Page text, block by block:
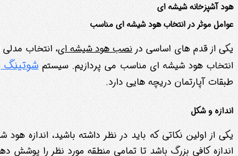
هود آشپزخانه شیشه ای
عوامل موثر در انتخاب هود شیشه ای مناسب
یکی از قدم های اساسی درنصب هود شیشه ای، انتخاب
انتخاب هود شیشه ای مناسب می پردازیم. سیستم شوتینگ
طبقات آپارتمان دریچه هایی دارد.
اندازه و شکل
یکی از اولین نکاتی که باید در نظر داشته باشید،
اندازه کافی بزرگ باشد تا تمامی منطقه مورد نظر را